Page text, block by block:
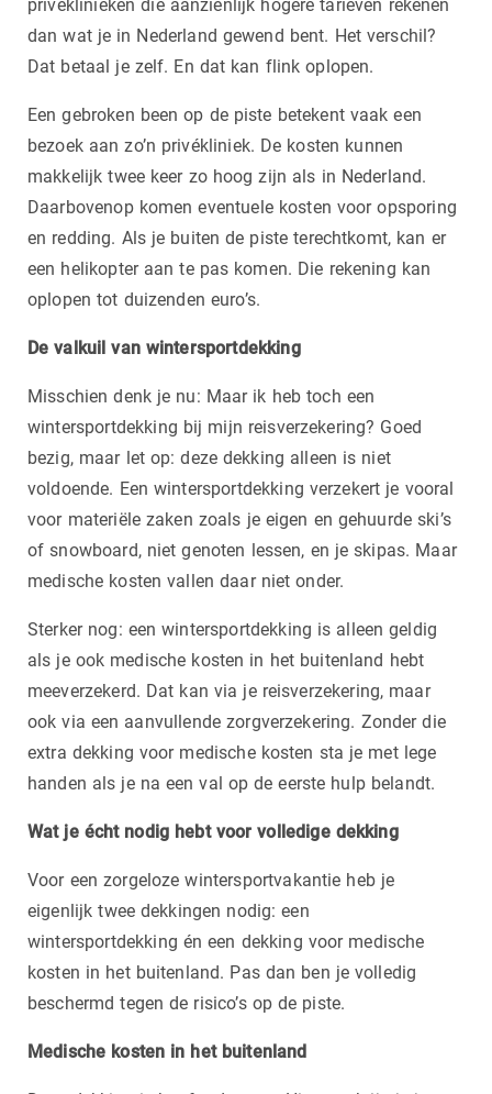
privéklinieken die aanzienlijk hogere tarieven rekenen
dan wat je in Nederland gewend bent. Het verschil?
Dat betaal je zelf. En dat kan flink oplopen.
Een gebroken been op de piste betekent vaak een
bezoek aan zo’n privékliniek. De kosten kunnen
makkelijk twee keer zo hoog zijn als in Nederland.
Daarbovenop komen eventuele kosten voor opsporing
en redding. Als je buiten de piste terechtkomt, kan er
een helikopter aan te pas komen. Die rekening kan
oplopen tot duizenden euro’s.
De valkuil van wintersportdekking
Misschien denk je nu: Maar ik heb toch een
wintersportdekking bij mijn reisverzekering? Goed
bezig, maar let op: deze dekking alleen is niet
voldoende. Een wintersportdekking verzekert je vooral
voor materiële zaken zoals je eigen en gehuurde ski’s
of snowboard, niet genoten lessen, en je skipas. Maar
medische kosten vallen daar niet onder.
Sterker nog: een wintersportdekking is alleen geldig
als je ook medische kosten in het buitenland hebt
meeverzekerd. Dat kan via je reisverzekering, maar
ook via een aanvullende zorgverzekering. Zonder die
extra dekking voor medische kosten sta je met lege
handen als je na een val op de eerste hulp belandt.
Wat je écht nodig hebt voor volledige dekking
Voor een zorgeloze wintersportvakantie heb je
eigenlijk twee dekkingen nodig: een
wintersportdekking én een dekking voor medische
kosten in het buitenland. Pas dan ben je volledig
beschermd tegen de risico’s op de piste.
Medische kosten in het buitenland